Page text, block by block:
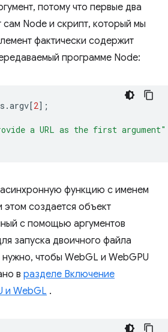
потому что первые два
сам Node и скрипт, который мы
фактически содержит
программе Node:
.argv[2];
a URL as the first argument"
функцию с именем
этом создается объект
с помощью аргументов
запуска двоичного файла
чтобы WebGL и WebGPU
в разделе Включение
и WebGL .